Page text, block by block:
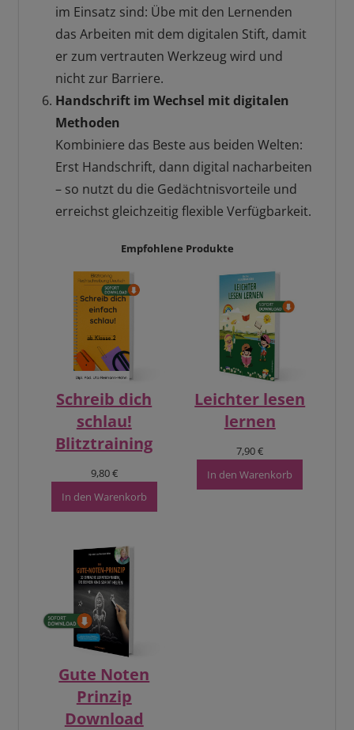
im Einsatz sind: Übe mit den Lernenden
das Arbeiten mit dem digitalen Stift, damit
er zum vertrauten Werkzeug wird und
nicht zur Barriere.
Handschrift im Wechsel mit digitalen
Methoden
Kombiniere das Beste aus beiden Welten:
Erst Handschrift, dann digital nacharbeiten
– so nutzt du die Gedächtnisvorteile und
erreichst gleichzeitig flexible Verfügbarkeit.
Empfohlene Produkte
Schreib dich
schlau!
Blitztraining
9,80€
In den Warenkorb
Leichter lesen
lernen
7,90€
In den Warenkorb
Gute Noten
Prinzip
Download